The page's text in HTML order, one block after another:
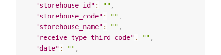
"storehouse_id" : "" ,
"storehouse_code" : "" ,
"storehouse_name" : "" ,
"receive_type_third_code" : "" ,
"date" : "" ,